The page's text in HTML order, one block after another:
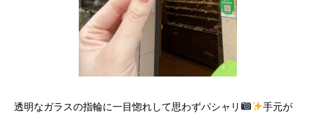
​透明なガラスの指輪に一目惚れして思わずパシャリ
手元が